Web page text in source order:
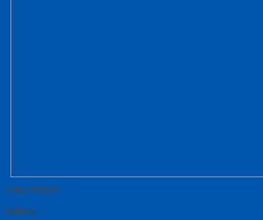
Tutup Sidebar
Gallery